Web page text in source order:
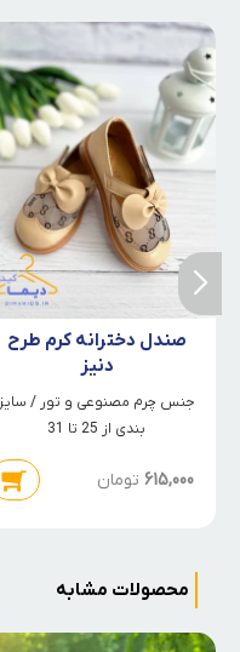
صندل دخترانه کرم طرح
دنیز
جنس چرم مصنوعی و تور / سایز
بندی از 25 تا 31
615,000 تومان
محصولات مشابه